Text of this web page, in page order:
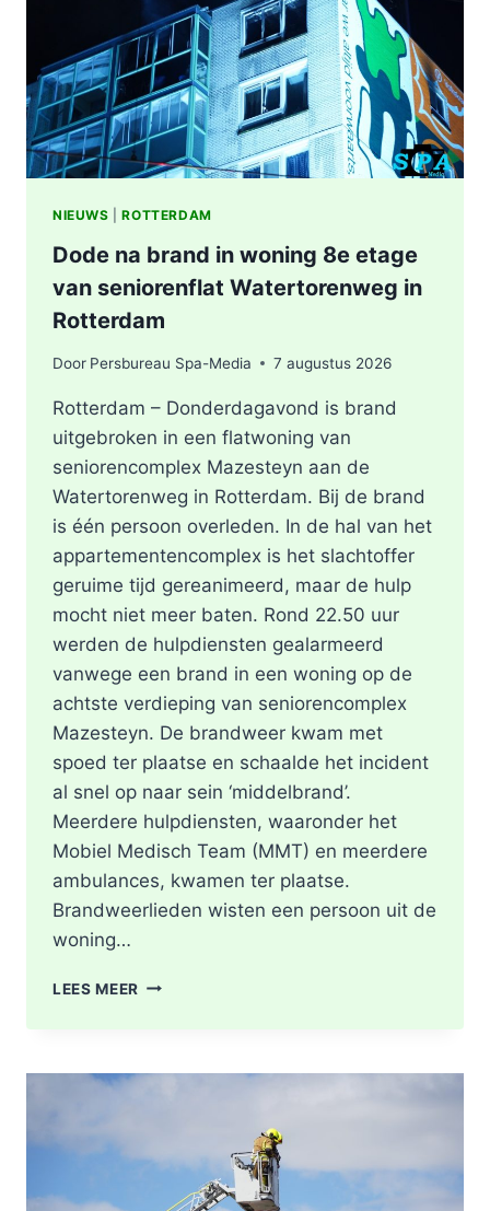
ROTTERDAM
NIEUWS |ROTTERDAM
Dode na brand in woning 8e etage
van seniorenflat Watertorenweg in
Rotterdam
Door Persbureau Spa-Media 7 augustus 2026
Rotterdam – Donderdagavond is brand
uitgebroken in een flatwoning van
seniorencomplex Mazesteyn aan de
Watertorenweg in Rotterdam. Bij de brand
is één persoon overleden. In de hal van het
appartementencomplex is het slachtoffer
geruime tijd gereanimeerd, maar de hulp
mocht niet meer baten. Rond 22.50 uur
werden de hulpdiensten gealarmeerd
vanwege een brand in een woning op de
achtste verdieping van seniorencomplex
Mazesteyn. De brandweer kwam met
spoed ter plaatse en schaalde het incident
al snel op naar sein ‘middelbrand’.
Meerdere hulpdiensten, waaronder het
Mobiel Medisch Team (MMT) en meerdere
ambulances, kwamen ter plaatse.
Brandweerlieden wisten een persoon uit de
woning…
LEES MEER DODE
WONING
SENIORENFLAT
WATERTORENWEG